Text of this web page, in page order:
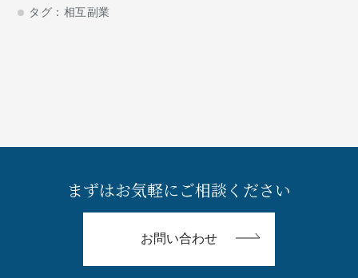
相互副業が誕生しました。今回は相互副業を実施した、日本たば
タグ： 相互副業
まずはお気軽にご相談ください
お問い合わせ